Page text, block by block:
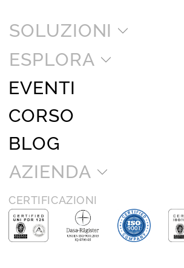
SOLUZIONI
ESPLORA
EVENTI
CORSO
BLOG
AZIENDA
CERTIFICAZIONI